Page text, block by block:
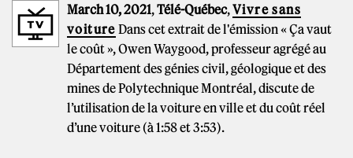
March 10, 2021,Télé-Québec,Vivre sans
voiture Dans cet extrait de l'émission « Ça vaut
le coût », Owen Waygood, professeur agrégé au
Département des génies civil, géologique et des
mines de Polytechnique Montréal, discute de
l’utilisation de la voiture en ville et du coût réel
d’une voiture (à 1:58 et 3:53).